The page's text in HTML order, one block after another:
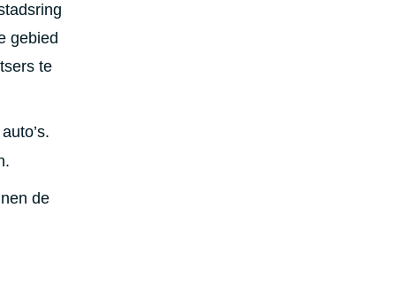
gebied
te
de